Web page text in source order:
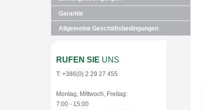
Garantie
Allgemeine Geschäftsbedingungen
RUFEN SIE UNS
T: +386(0) 2 29 27 455
Montag, Mittwoch, Freitag:
7:00 - 15:00